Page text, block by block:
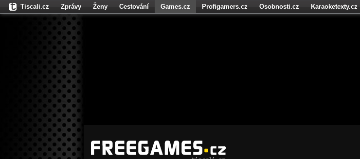
Tiscali.cz Zprávy Ženy Cestování Games.cz Profigamers.cz Osobnosti.cz Karaoketexty.cz
Fights.cz